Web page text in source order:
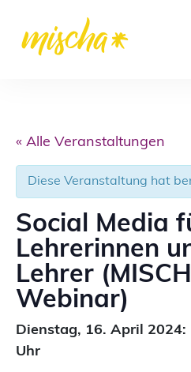
« Alle Veranstaltungen
Diese Veranstaltung hat
Social Media
Lehrerinnen
Lehrer
Webinar)
Dienstag, 16. April 2024:
Uhr